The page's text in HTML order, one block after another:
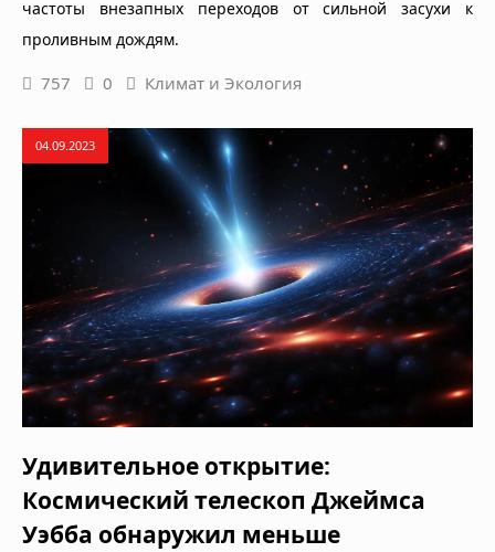
частоты внезапных переходов от сильной засухи к
проливным дождям.
757 0 Климат и Экология
04.09.2023
Удивительное открытие:
Космический телескоп Джеймса
Уэбба обнаружил меньше